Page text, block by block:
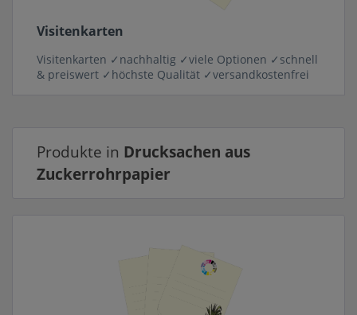
Visitenkarten
Visitenkarten ✓nachhaltig ✓viele Optionen ✓schnell
& preiswert ✓höchste Qualität ✓versandkostenfrei
Produkte in Drucksachen aus
Zuckerrohrpapier